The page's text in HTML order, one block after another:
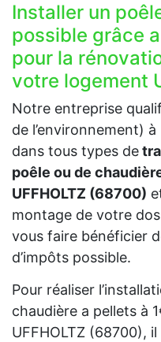
Installer un
possible grâce
pour la
votre logement
Notre entreprise
de l’environnement)
dans tous types de
poêle ou de
UFFHOLTZ (68700)
montage de votre
vous faire bénéficier
d’impôts possible.
Pour réaliser
chaudière a pellets à
UFFHOLTZ (68700),